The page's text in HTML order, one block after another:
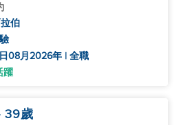
伯
08月2026年 | 全職
躍
39歲